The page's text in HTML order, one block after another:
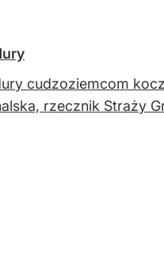
cudzoziemcom
rzecznik Straży